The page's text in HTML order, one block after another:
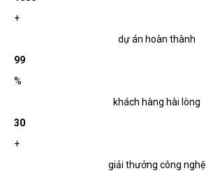
+
dự án hoàn thành
99
%
khách hàng hài lòng
30
+
giải thưởng công nghệ